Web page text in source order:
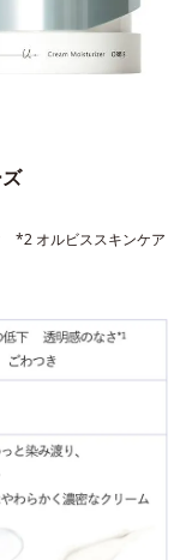
*2 オルビススキンケア